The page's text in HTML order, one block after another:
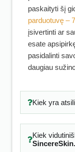
paskaityti šį
parduotuvę –
įsivertinti ar
esate
pasidalinti
daugiau
Kiek yra
Kiek